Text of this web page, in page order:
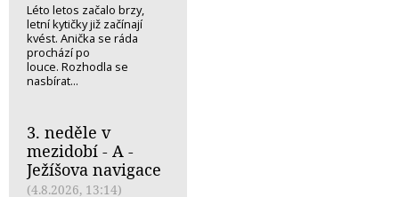
Léto letos začalo brzy,
letní kytičky již začínají
kvést. Anička se ráda
prochází po
louce. Rozhodla se
nasbírat...
3. neděle v
mezidobí - A -
Ježíšova navigace
(4.8.2026, 13:14)